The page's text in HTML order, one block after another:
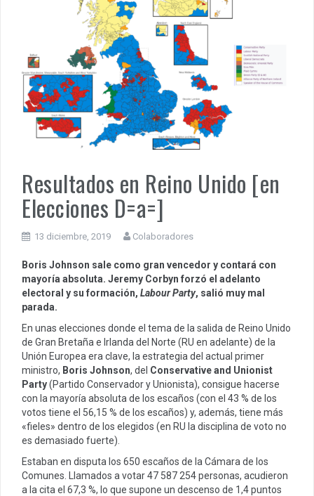
Resultados en Reino Unido [en
Elecciones D=a=]
13 diciembre, 2019 Colaboradores
Boris Johnson sale como gran vencedor y contará con
mayoría absoluta. Jeremy Corbyn forzó el adelanto
electoral y su formación, Labour Party, salió muy mal
parada.
En unas elecciones donde el tema de la salida de Reino Unido
de Gran Bretaña e Irlanda del Norte (RU en adelante) de la
Unión Europea era clave, la estrategia del actual primer
ministro, Boris Johnson, del Conservative and Unionist
Party(Partido Conservador y Unionista), consigue hacerse
con la mayoría absoluta de los escaños (con el 43 % de los
votos tiene el 56,15 % de los escaños) y, además, tiene más
«fieles» dentro de los elegidos (en RU la disciplina de voto no
es demasiado fuerte).
Estaban en disputa los 650 escaños de la Cámara de los
Comunes. Llamados a votar 47 587 254 personas, acudieron
a la cita el 67,3 %, lo que supone un descenso de 1,4 puntos